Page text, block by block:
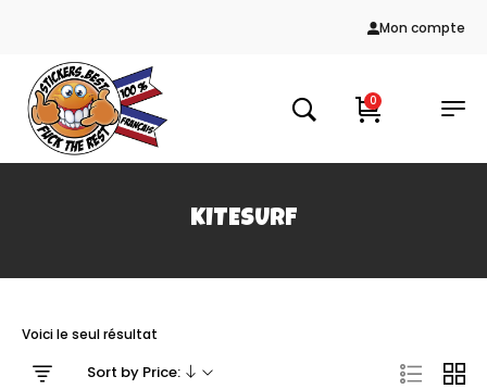
Mon compte
0
KITESURF
Voici le seul résultat
Sort by Price: